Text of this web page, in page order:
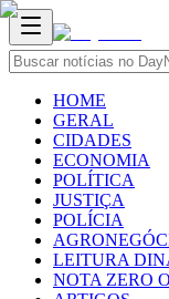
HOME
GERAL
CIDADES
ECONOMIA
POLÍTICA
JUSTIÇA
POLÍCIA
LEITURA
NOTA ZERO